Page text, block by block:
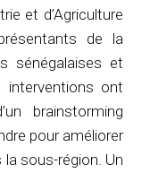
et d’Agriculture
de la
sénégalaises et
interventions ont
brainstorming
pour améliorer
sous-région. Un